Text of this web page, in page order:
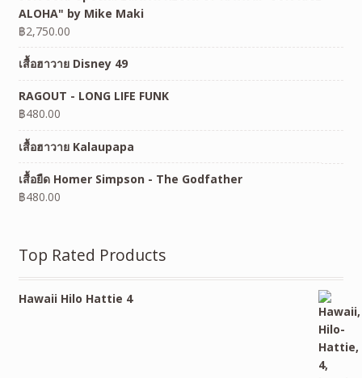
ALOHA" by Mike Maki
฿2,750.00
เสื้อฮาวาย Disney 49
RAGOUT - LONG LIFE FUNK
฿480.00
เสื้อฮาวาย Kalaupapa
เสื้อยืด Homer Simpson - The Godfather
฿480.00
Top Rated Products
Hawaii Hilo Hattie 4